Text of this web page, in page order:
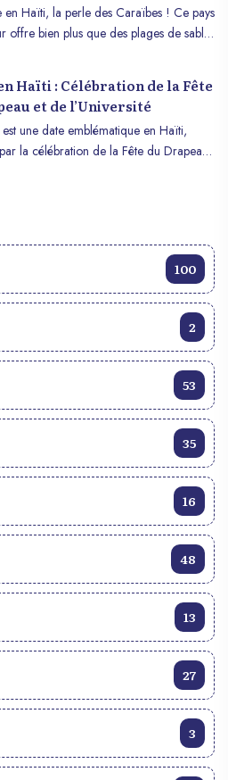
honorer cette célébration.
en Haïti, la perle des Caraïbes ! Ce pays
offre bien plus que des plages de sable
à visiter en Haïti où vous pourrez
meilleurs plats haïtiens.
Haïti : Célébration de la Fête
et de l’Université
une date emblématique en Haïti,
la célébration de la Fête du Drapeau
ancrées dans l’identité nationale
100
2
53
35
16
48
13
27
3